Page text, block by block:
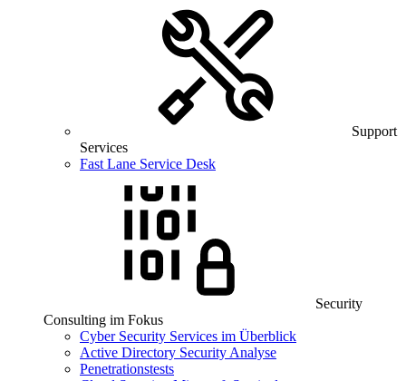
Support
Services
Fast Lane Service Desk
Security
Consulting im Fokus
Cyber Security Services im Überblick
Active Directory Security Analyse
Penetrationstests